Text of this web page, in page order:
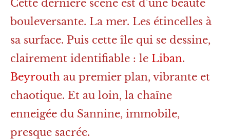
Cette dernière scène est d’une beauté
bouleversante. La mer. Les étincelles à
sa surface. Puis cette île qui se dessine,
clairement identifiable : le Liban.
Beyrouth au premier plan, vibrante et
chaotique. Et au loin, la chaîne
enneigée du Sannine, immobile,
presque sacrée.